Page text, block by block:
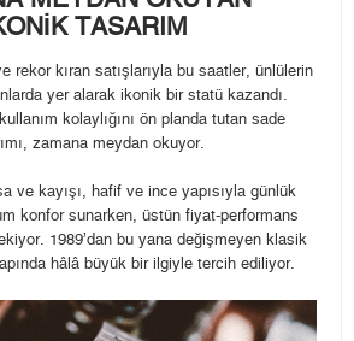
TASARIM
rekor kıran satışlarıyla bu saatler, ünlülerin
yer alarak ikonik bir statü kazandı.
kolaylığını ön planda tutan sade
zamana meydan okuyor.
ve kayışı, hafif ve ince yapısıyla günlük
konfor sunarken, üstün fiyat-performans
1989’dan bu yana değişmeyen klasik
hâlâ büyük bir ilgiyle tercih ediliyor.